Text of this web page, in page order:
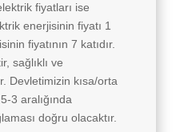
fiyatları ise
enerjisinin fiyatı 1
fiyatının 7 katıdır.
sağlıklı ve
Devletimizin kısa/orta
3 aralığında
doğru olacaktır.